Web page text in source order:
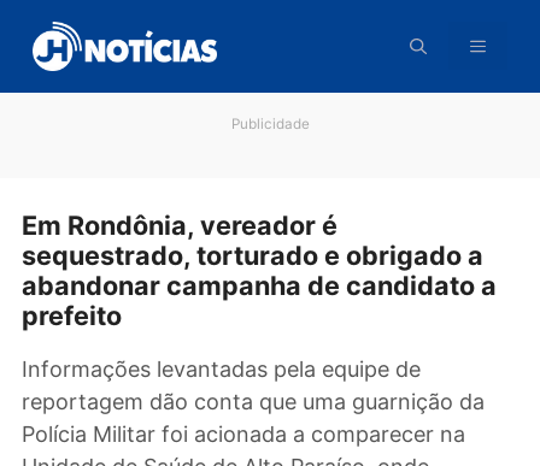
para
conteúdo
Em Rondônia, vereador é
sequestrado, torturado e obrigado a
abandonar campanha de candidato
Informações levantadas pela equipe de
reportagem dão conta que uma guarnição da